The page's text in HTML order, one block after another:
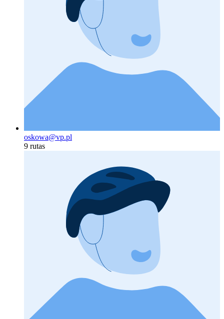
oskowa@vp.pl
9 rutas